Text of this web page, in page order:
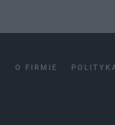
O FIRMIE